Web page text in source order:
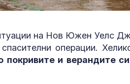
на Нов Южен Уелс
операции.
покривите и верандите си